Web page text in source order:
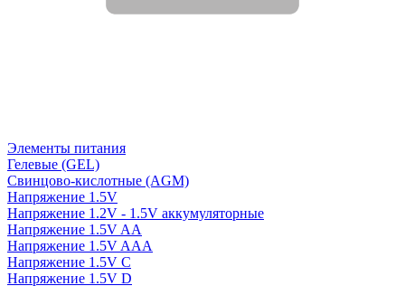
Элементы питания
Гелевые (GEL)
Свинцово-кислотные (AGM)
Напряжение 1.5V
Напряжение 1.2V - 1.5V аккумуляторные
Напряжение 1.5V AA
Напряжение 1.5V AAA
Напряжение 1.5V C
Напряжение 1.5V D